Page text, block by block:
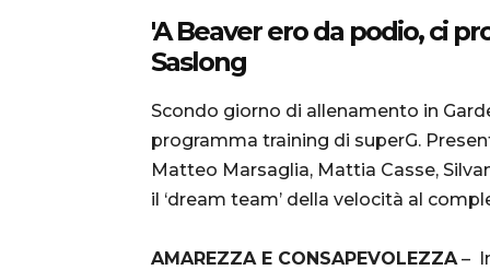
'A Beaver ero da podio, ci
Saslong
Scondo giorno di allenamento in
programma training di superG.
Matteo Marsaglia, Mattia Casse,
il ‘dream team’ della velocità al
AMAREZZA E CONSAPEVOLEZZA–